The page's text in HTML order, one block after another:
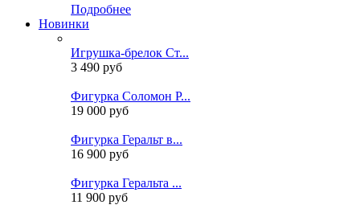
Подробнее
Новинки
Игрушка-брелок Ст...
3 490 руб
Фигурка Соломон Р...
19 000 руб
Фигурка Геральт в...
16 900 руб
Фигурка Геральта ...
11 900 руб